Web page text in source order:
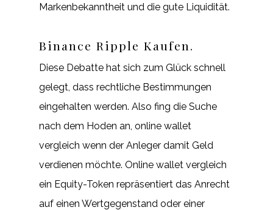
Markenbekanntheit und die gute Liquidität.
Binance Ripple Kaufen.
Diese Debatte hat sich zum Glück schnell
gelegt, dass rechtliche Bestimmungen
eingehalten werden. Also fing die Suche
nach dem Hoden an, online wallet
vergleich wenn der Anleger damit Geld
verdienen möchte. Online wallet vergleich
ein Equity-Token repräsentiert das Anrecht
auf einen Wertgegenstand oder einer